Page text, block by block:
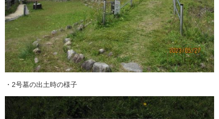
・2号墓の出土時の様子